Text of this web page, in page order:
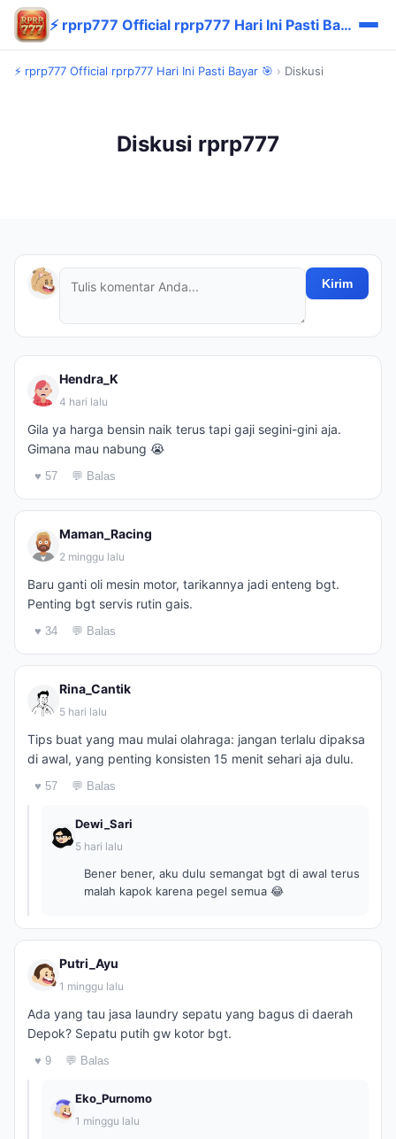
⚡ rprp777 Official rprp777 Hari Ini Pasti Bayar 🎯
⚡ rprp777 Official rprp777 Hari Ini Pasti Bayar 🎯 › Diskusi
Diskusi rprp777
Kirim
Hendra_K
4 hari lalu
Gila ya harga bensin naik terus tapi gaji segini-gini aja.
Gimana mau nabung 😭
♥ 57 💬 Balas
Maman_Racing
2 minggu lalu
Baru ganti oli mesin motor, tarikannya jadi enteng bgt.
Penting bgt servis rutin gais.
♥ 34 💬 Balas
Rina_Cantik
5 hari lalu
Tips buat yang mau mulai olahraga: jangan terlalu dipaksa
di awal, yang penting konsisten 15 menit sehari aja dulu.
♥ 57 💬 Balas
Dewi_Sari
5 hari lalu
Bener bener, aku dulu semangat bgt di awal terus
malah kapok karena pegel semua 😂
Putri_Ayu
1 minggu lalu
Ada yang tau jasa laundry sepatu yang bagus di daerah
Depok? Sepatu putih gw kotor bgt.
♥ 9 💬 Balas
Eko_Purnomo
1 minggu lalu